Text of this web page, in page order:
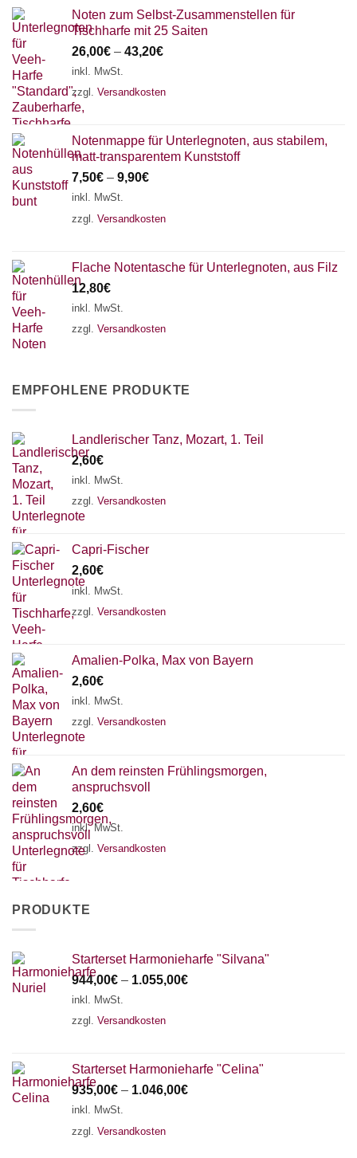
Noten zum Selbst-Zusammenstellen für
Tischharfe mit 25 Saiten
26,00€ – 43,20€
inkl. MwSt.
zzgl. Versandkosten
Notenmappe für Unterlegnoten, aus stabilem,
matt-transparentem Kunststoff
7,50€ – 9,90€
inkl. MwSt.
zzgl. Versandkosten
Flache Notentasche für Unterlegnoten, aus Filz
12,80€
inkl. MwSt.
zzgl. Versandkosten
EMPFOHLENE PRODUKTE
Landlerischer Tanz, Mozart, 1. Teil
2,60€
inkl. MwSt.
zzgl. Versandkosten
Capri-Fischer
2,60€
inkl. MwSt.
zzgl. Versandkosten
Amalien-Polka, Max von Bayern
2,60€
inkl. MwSt.
zzgl. Versandkosten
An dem reinsten Frühlingsmorgen,
anspruchsvoll
2,60€
inkl. MwSt.
zzgl. Versandkosten
PRODUKTE
Starterset Harmonieharfe "Silvana"
944,00€ – 1.055,00€
inkl. MwSt.
zzgl. Versandkosten
Starterset Harmonieharfe "Celina"
935,00€ – 1.046,00€
inkl. MwSt.
zzgl. Versandkosten